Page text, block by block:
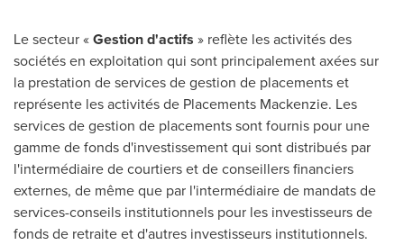
Le secteur «Gestion d'actifs » reflète les activités des
sociétés en exploitation qui sont principalement axées sur
la prestation de services de gestion de placements et
représente les activités de Placements Mackenzie. Les
services de gestion de placements sontfournis pour une
gamme de fonds d'investissement qui sont distribués par
l'intermédiaire de courtiers et de conseillers financiers
externes, de même que par l'intermédiaire de mandats de
services-conseils institutionnels pour les investisseurs de
fonds de retraite et d'autres investisseurs institutionnels.